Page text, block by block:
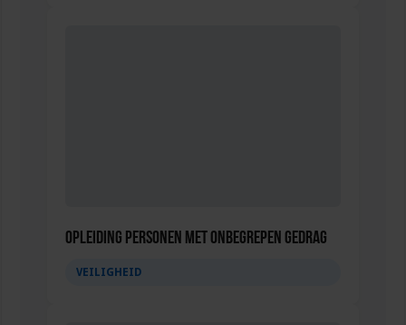
Opleiding Personen met onbegrepen gedrag
VEILIGHEID